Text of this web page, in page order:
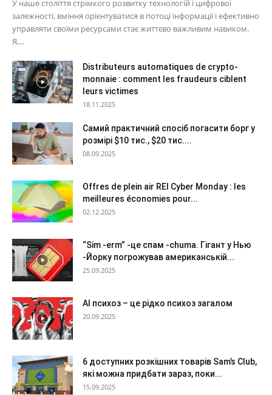
У наше століття стрімкого розвитку технологій і цифрової
залежності, вміння орієнтуватися в потоці інформації і ефективно
управляти своїми ресурсами стає життєво важливим навиком.
Я,...
Distributeurs automatiques de crypto-
monnaie : comment les fraudeurs ciblent
leurs victimes
18.11.2025
Самий практичний спосіб погасити борг у
розмірі $10 тис., $20 тис....
08.09.2025
Offres de plein air REI Cyber ​​Monday : les
meilleures économies pour...
02.12.2025
“Sim -erm” -це спам -chuma. Гігант у Нью
-Йорку погрожував американській...
25.09.2025
AI психоз – це рідко психоз загалом
20.09.2025
6 доступних розкішних товарів Sam’s Club,
які можна придбати зараз, поки...
15.09.2025